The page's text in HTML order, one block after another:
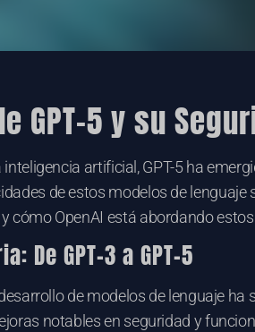
GPT-5 y su
inteligencia artificial, GPT-5 ha
de estos modelos de
cómo OpenAI está abordando
De GPT-3 a GPT-5
de modelos de lenguaje
notables en seguridad y